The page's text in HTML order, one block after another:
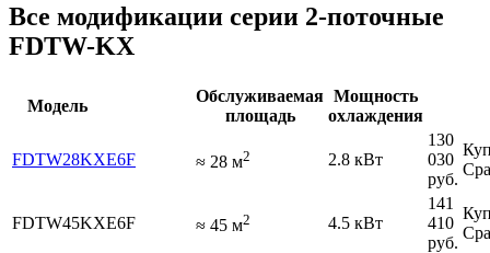
Все модификации серии 2-поточные
FDTW-KX
Модель
Обслуживаемая
площадь
Мощность
охлаждения
FDTW28KXE6F ≈ 28 м2 2.8 кВт
130
030
руб.
FDTW45KXE6F ≈ 45 м2 4.5 кВт
141
410
руб.